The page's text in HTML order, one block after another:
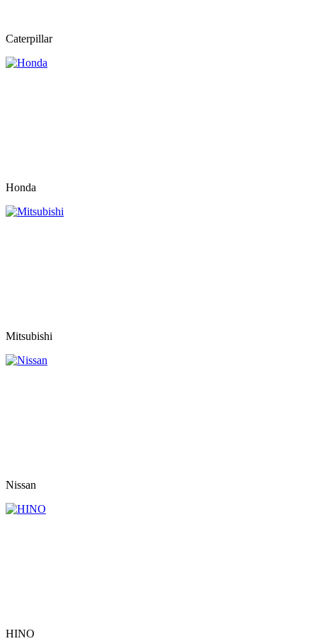
Caterpillar
Honda
Mitsubishi
Nissan
HINO